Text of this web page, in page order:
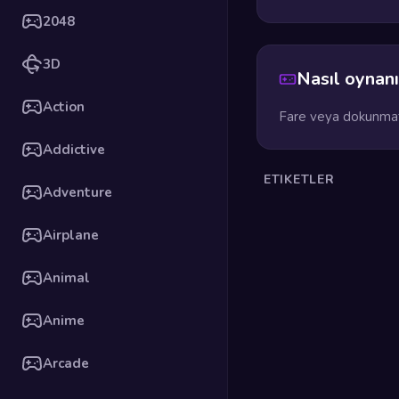
2048
3D
Action
Addictive
Adventure
Airplane
Animal
Anime
Arcade
Nasıl
Fare veya
ETIKETLER